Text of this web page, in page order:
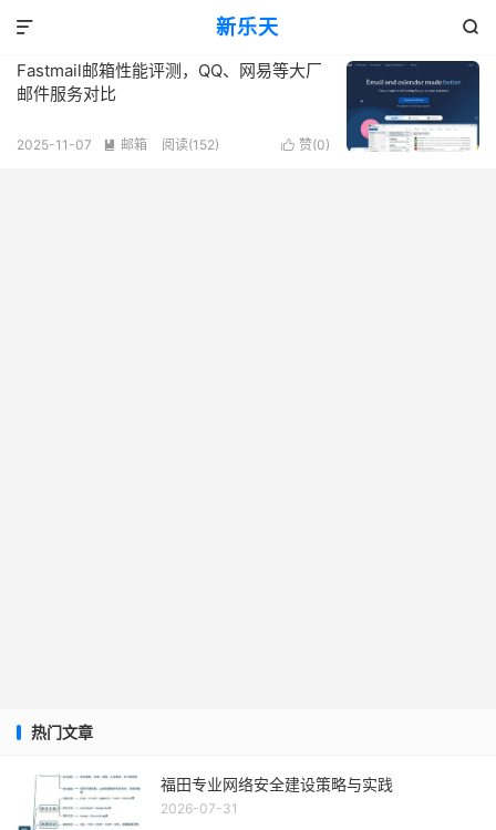
新乐天 
 共 1 篇文章
标签：QQ邮箱与其他邮件服务商对比
Fastmail邮箱性能评测，QQ、网易等大厂
邮件服务对比
 赞(0)
2025-11-07  邮箱 阅读(152)
热门文章
福田专业网络安全建设策略与实践
2026-07-31